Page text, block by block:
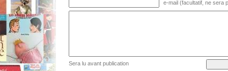
e-mail (facultatif, ne sera
Sera lu avant publication